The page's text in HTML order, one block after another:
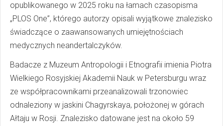
opublikowanego w 2025 roku na łamach czasopisma
„PLOS One”, którego autorzy opisali wyjątkowe znalezisko
świadczące o zaawansowanych umiejętnościach
medycznych neandertalczyków.
Badacze z Muzeum Antropologii i Etnografii imienia Piotra
Wielkiego Rosyjskiej Akademii Nauk w Petersburgu wraz
ze współpracownikami przeanalizowali trzonowiec
odnaleziony w jaskini Chagyrskaya, położonej w górach
Ałtaju w Rosji. Znalezisko datowane jest na około 59